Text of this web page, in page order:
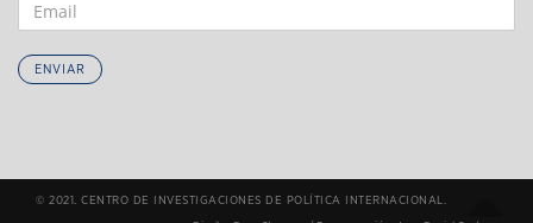
ENVIAR
© 2021. CENTRO DE INVESTIGACIONES DE POLÍTICA INTERNACIONAL.